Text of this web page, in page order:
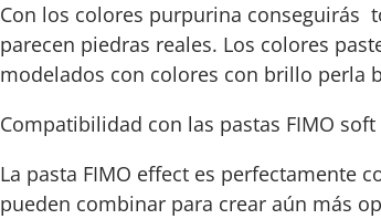
Con los colores purpurina conseguirás
parecen piedras reales. Los colores
modelados con colores con brillo perla
Compatibilidad con las pastas FIMO
La pasta FIMO effect es perfectamente
pueden combinar para crear aún más